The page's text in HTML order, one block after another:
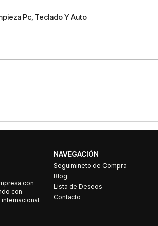
Pc, Teclado Y Auto
con
con
NAVEGACIÓN
Seguimineto de Compra
Blog
Lista de Deseos
Contacto